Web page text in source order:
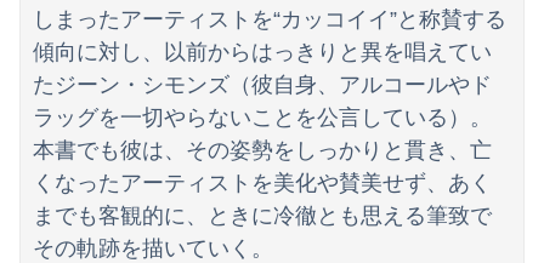
しまったアーティストを“カッコイイ”と称賛する
傾向に対し、以前からはっきりと異を唱えてい
たジーン・シモンズ（彼自身、アルコールやド
ラッグを一切やらないことを公言している）。
本書でも彼は、その姿勢をしっかりと貫き、亡
くなったアーティストを美化や賛美せず、あく
までも客観的に、ときに冷徹とも思える筆致で
その軌跡を描いていく。